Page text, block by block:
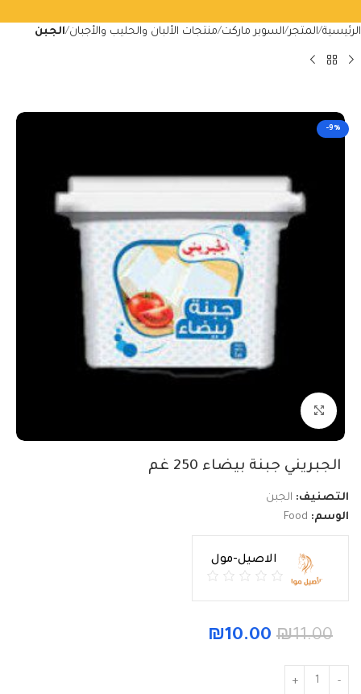
الرئيسية المتجر السوبر ماركت منتجات الألبان والحليب والأجبان الجبن
-9%
Click to enlarge
الجبريني جبنة بيضاء 250 غم
التصنيف: الجبن
الوسم: Food
الاصيل-مول
₪11.00
₪10.00